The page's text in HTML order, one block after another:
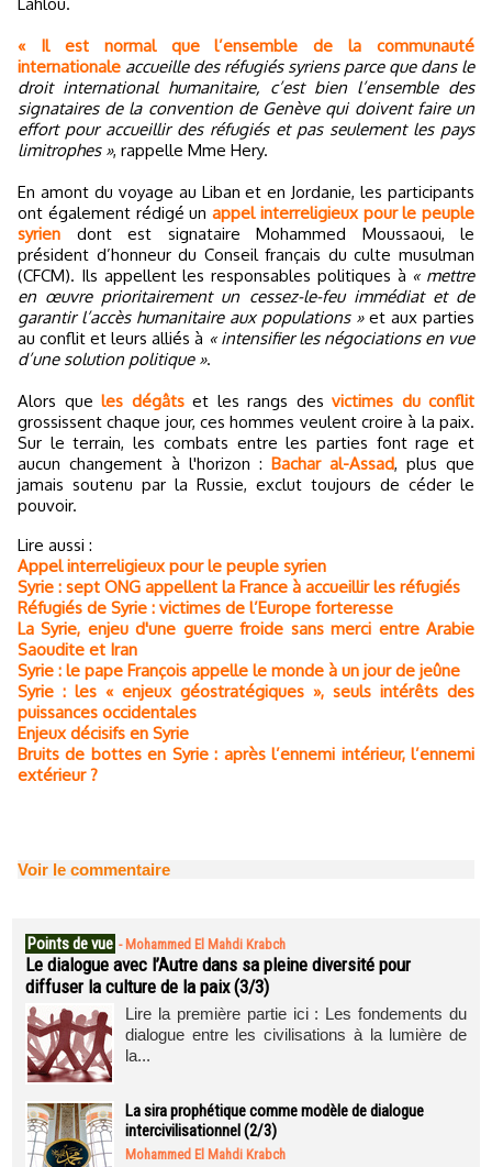
« Il est normal que l’ensemble de la communauté
internationale accueille des réfugiés syriens parce que dans le
droit international humanitaire, c’est bien l’ensemble des
signataires de la convention de Genève qui doivent faire un
effort pour accueillir des réfugiés et pas seulement les pays
limitrophes », rappelle Mme Hery.
En amont du voyage au Liban et en Jordanie, les participants
ont également rédigé un appel interreligieux pour le peuple
syrien dont est signataire Mohammed Moussaoui, le
président d’honneur du Conseil français du culte musulman
(CFCM). Ils appellent les responsables politiques à « mettre
en œuvre prioritairement un cessez-le-feu immédiat et de
garantir l’accès humanitaire aux populations »et aux parties
au conflit et leurs alliés à « intensifier les négociations en vue
d’une solution politique ».
Alors que les dégâtset les rangs des victimes du conflit
grossissent chaque jour, ces hommes veulent croire à la paix.
Sur le terrain, les combats entre les parties font rage et
aucun changement à l'horizon : Bachar al-Assad, plus que
jamais soutenu par la Russie, exclut toujours de céder le
pouvoir.
Lire aussi :
Appel interreligieux pour le peuple syrien
Syrie : sept ONG appellent la France à accueillir les réfugiés
Réfugiés de Syrie : victimes de l’Europe forteresse
La Syrie, enjeu d'une guerre froide sans merci entre Arabie
Saoudite et Iran
Syrie : le pape François appelle le monde à un jour de jeûne
Syrie : les « enjeux géostratégiques », seuls intérêts des
puissances occidentales
Enjeux décisifs en Syrie
Bruits de bottes en Syrie : après l’ennemi intérieur, l’ennemi
extérieur ?
Voir le commentaire
Points de vue - Mohammed El Mahdi Krabch
Le dialogue avec l’Autre dans sa pleine diversité pour
diffuser la culture de la paix (3/3)
Lire la première partie ici : Les fondements du
dialogue entre les civilisations à la lumière de
la...
La sira prophétique comme modèle de dialogue
intercivilisationnel (2/3)
Mohammed El Mahdi Krabch